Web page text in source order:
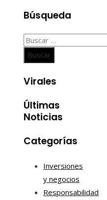
Búsqueda
Buscar:
Virales
Últimas
Noticias
Categorías
Inversiones
y negocios
Responsabilidad